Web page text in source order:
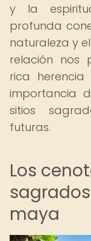
y la
profunda
naturaleza y
relación nos
rica
importancia
sitios
futuras.
Los
maya